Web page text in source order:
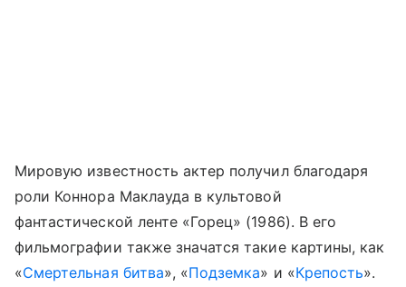
Мировую известность актер получил благодаря
роли Коннора Маклауда в культовой
фантастической ленте «Горец» (1986). В его
фильмографии также значатся такие картины, как
«Смертельная битва», «Подземка» и «Крепость».